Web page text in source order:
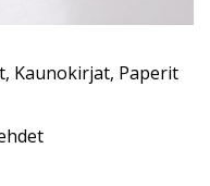
, Kaunokirjat, Paperit